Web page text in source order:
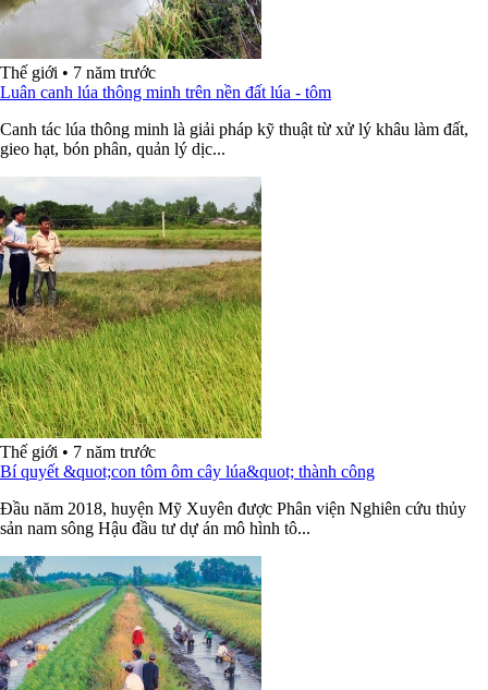
Thế giới • 7 năm trước
Luân canh lúa thông minh trên nền đất lúa - tôm
Canh tác lúa thông minh là giải pháp kỹ thuật từ xử lý khâu làm đất,
gieo hạt, bón phân, quản lý dịc...
Thế giới • 7 năm trước
Bí quyết &quot;con tôm ôm cây lúa&quot; thành công
Đầu năm 2018, huyện Mỹ Xuyên được Phân viện Nghiên cứu thủy
sản nam sông Hậu đầu tư dự án mô hình tô...